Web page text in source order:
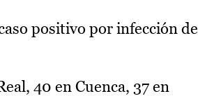
positivo por infección de
40 en Cuenca, 37 en